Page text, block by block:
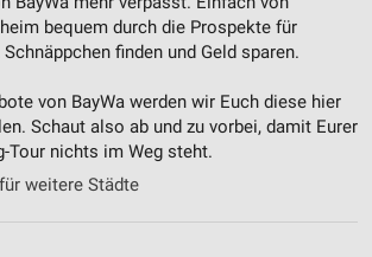
bequem durch die Prospekte für
finden und Geld sparen.
von BayWa werden wir Euch diese hier
Schaut also ab und zu vorbei, damit Eurer
Tour nichts im Weg steht.
weitere Städte